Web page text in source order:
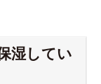
湿してい